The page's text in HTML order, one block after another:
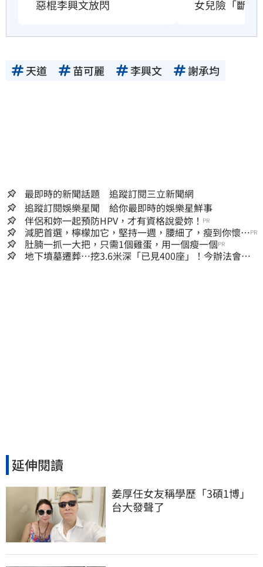
惡棍李興文放閃 女兒險「斷糧
天道 苗可麗 李興文 謝承均
最即時的新聞話題 追蹤訂閱三立新聞網
追蹤訂閱娛樂星聞 給你最即時的娛樂星鮮事
伴侶和妳一起預防HPV，才有資格說愛妳！ PR
減肥首選，檸檬加它，堅持一週，腰細了，瘦到你懷疑
人生
PR
肚腩一抓一大把，只需1個雞蛋，用一個瘦一個PR
地下墳墓遷葬…挖3.6米深「已見400座」！今辦法會安
延伸閱讀
姜厚任女友稱學歷「3碩1博」
台大發聲了